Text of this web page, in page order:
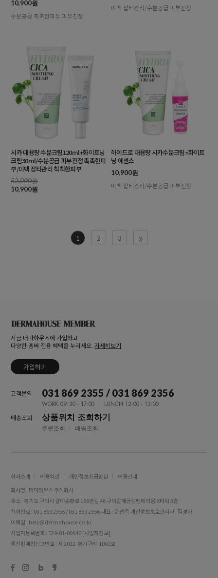
10,900원
수분공급 촉촉한피부 피부진정
미백 잡티관리/수분공급 피부진정
시카 대용량 수분크림120ml+화이트닝
크림30ml/수분공급 피부진정 촉촉한피
부/미백 잡티관리 칙칙한피부
52,000원
10,900원
하이드로 대용량 시카수분크림+화이트
닝 에센스
10,900원
미백 잡티관리/수분공급 피부진정
1 2 3
지금 더마하우스에 가입하고
다양한 멤버 전용 혜택을 누리세요.자세히보기
가입하기
고객문의 031 869 2355 / 031 869 2356
WORK 09:30 - 17:00 LUNCH 12:00 - 13:00
배송조회 상품위치 조회하기
주문조회 배송조회
회사소개 이용약관 개인정보취급방침
이용안내
회사명 : 더마하우스 주식회사
주소 : 경기도 구리시 갈매순환로 166번길 46 구리갈매금강펜테리움IX타워 3층
전화번호 : 031 869 2355 / 031 869 2356 대표 : 윤선옥 개인정보보호관리자 : 김경하
이메일 : help@dermahouse.co.kr
사업자등록번호 : 529-81-00946[사업자정보]
통신판매업신고번호 : 제 2022-경기구리-1001호